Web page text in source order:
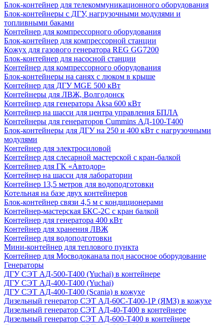
Блок-контейнер для телекоммуникационного оборудования
Блок-контейнеры с ДГУ, нагрузочными модулями и
топливными баками
Контейнер для компрессорного оборудования
Блок-контейнер для компрессорной станции
Кожух для газового генератора REG GG7200
Блок-контейнер для насосной станции
Контейнер для компрессорного оборудования
Блок-контейнеры на санях с люком в крыше
Контейнер для ДГУ MGE 500 кВт
Контейнеры для ЛВЖ, Волгодонск
Контейнер для генератора Aksa 600 кВт
Контейнер на шасси для центра управления БПЛА
Контейнеры для генераторов Cummins АД-100-Т400
Блок-контейнеры для ДГУ на 250 и 400 кВт с нагрузочными
модулями
Контейнер для электросиловой
Контейнер для слесарной мастерской с кран-балкой
Контейнер для ГК «Автодор»
Контейнер на шасси для лаборатории
Контейнер 13,5 метров для водоподготовки
Котельная на базе двух контейнеров
Блок-контейнер связи 4,5 м с кондиционерами
Контейнер-мастерская БКС-2С с кран балкой
Контейнер для генератора 400 кВт
Контейнер для хранения ЛВЖ
Контейнер для водоподготовки
Мини-контейнер для теплового пункта
Контейнер для Мосводоканала под насосное оборудование
Генераторы
ДГУ СЭТ АД-500-Т400 (Yuchai) в контейнере
ДГУ СЭТ АД-400-Т400 (Yuchai)
ДГУ СЭТ АД-400-Т400 (Scania) в кожухе
Дизельный генератор СЭТ АД-60С-Т400-1Р (ЯМЗ) в кожухе
Дизельный генератор СЭТ АД-40-Т400 в контейнере
Дизельный генератор СЭТ АД-600-Т400 в контейнере